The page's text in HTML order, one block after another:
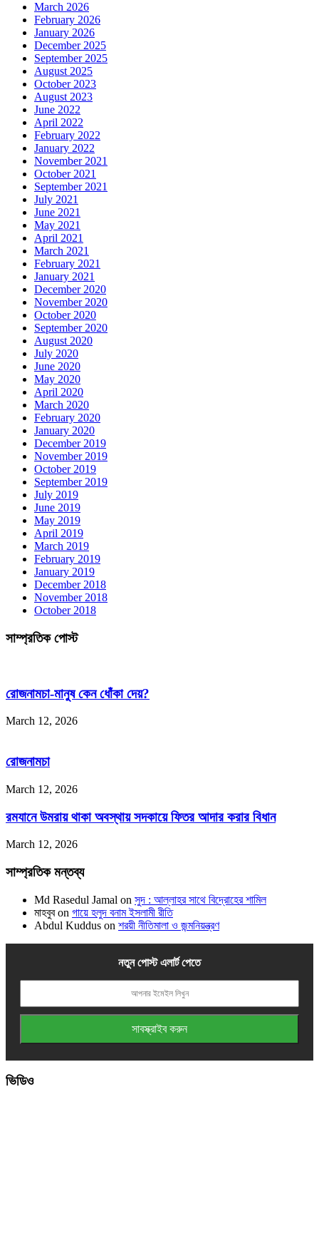
March 2026
February 2026
January 2026
December 2025
September 2025
August 2025
October 2023
August 2023
June 2022
April 2022
February 2022
January 2022
November 2021
October 2021
September 2021
July 2021
June 2021
May 2021
April 2021
March 2021
February 2021
January 2021
December 2020
November 2020
October 2020
September 2020
August 2020
July 2020
June 2020
May 2020
April 2020
March 2020
February 2020
January 2020
December 2019
November 2019
October 2019
September 2019
July 2019
June 2019
May 2019
April 2019
March 2019
February 2019
January 2019
December 2018
November 2018
October 2018
সাম্প্রতিক পোস্ট
রোজনামচা-মানুষ কেন ধোঁকা দেয়?
March 12, 2026
রোজনামচা
March 12, 2026
রমযানে উমরায় থাকা অবস্থায় সদকায়ে ফিতর আদার করার বিধান
March 12, 2026
সাম্প্রতিক মন্তব্য
Md Rasedul Jamal on সুদ : আল্লাহর সাথে বিদ্রোহের শামিল
মাহবুবon গায়ে হলুদ বনাম ইসলামী রীতি
Abdul Kuddus on শরয়ী নীতিমালা ও জন্মনিয়ন্ত্রণ
নতুন পোস্ট এলার্ট পেতে
ভিডিও